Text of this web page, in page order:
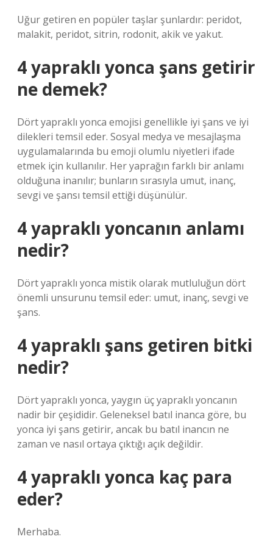
Uğur getiren en popüler taşlar şunlardır: peridot,
malakit, peridot, sitrin, rodonit, akik ve yakut.
4 yapraklı yonca şans getirir
ne demek?
Dört yapraklı yonca emojisi genellikle iyi şans ve iyi
dilekleri temsil eder. Sosyal medya ve mesajlaşma
uygulamalarında bu emoji olumlu niyetleri ifade
etmek için kullanılır. Her yaprağın farklı bir anlamı
olduğuna inanılır; bunların sırasıyla umut, inanç,
sevgi ve şansı temsil ettiği düşünülür.
4 yapraklı yoncanın anlamı
nedir?
Dört yapraklı yonca mistik olarak mutluluğun dört
önemli unsurunu temsil eder: umut, inanç, sevgi ve
şans.
4 yapraklı şans getiren bitki
nedir?
Dört yapraklı yonca, yaygın üç yapraklı yoncanın
nadir bir çeşididir. Geleneksel batıl inanca göre, bu
yonca iyi şans getirir, ancak bu batıl inancın ne
zaman ve nasıl ortaya çıktığı açık değildir.
4 yapraklı yonca kaç para
eder?
Merhaba.